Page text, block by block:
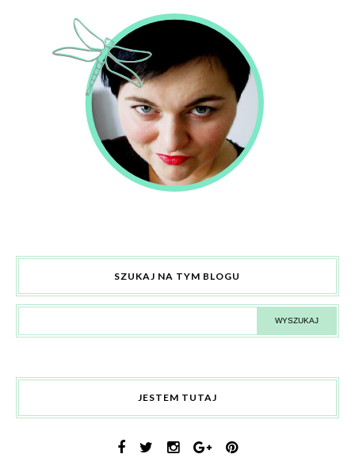
SZUKAJ NA TYM BLOGU
JESTEM TUTAJ